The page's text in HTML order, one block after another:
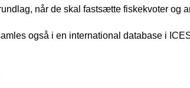
når de skal fastsætte fiskekvoter og
også i en international database i